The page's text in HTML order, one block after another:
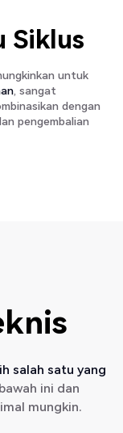
Siklus
untuk
, sangat
dengan
pengembalian
salah satu yang
ini dan
mungkin.